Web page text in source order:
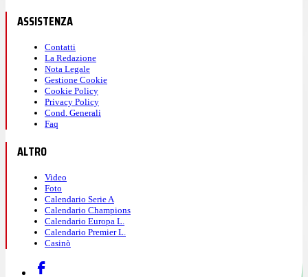
ASSISTENZA
Contatti
La Redazione
Nota Legale
Gestione Cookie
Cookie Policy
Privacy Policy
Cond. Generali
Faq
ALTRO
Video
Foto
Calendario Serie A
Calendario Champions
Calendario Europa L.
Calendario Premier L.
Casinò